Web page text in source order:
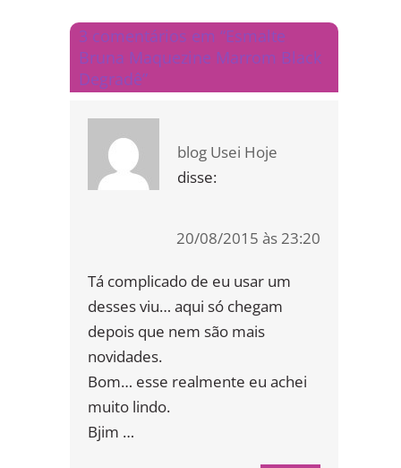
3 comentários em “Esmalte
Bruna Maquezine Marrom Black
Degradê”
blog Usei Hoje
disse:
20/08/2015 às 23:20
Tá complicado de eu usar um
desses viu… aqui só chegam
depois que nem são mais
novidades.
Bom… esse realmente eu achei
muito lindo.
Bjim …